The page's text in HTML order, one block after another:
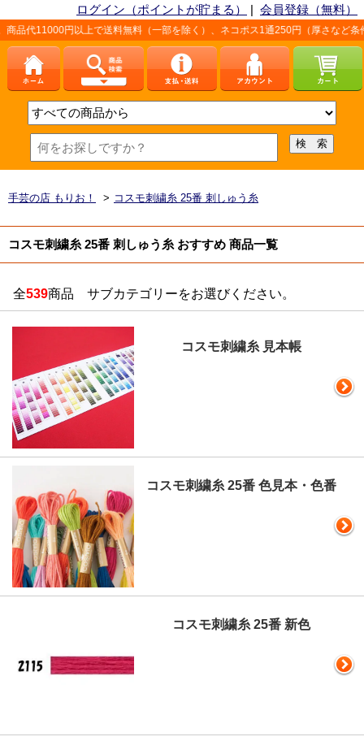
ログイン（ポイントが貯まる） | 会員登録（無料）
上で送料無料（一部を除く）、ネコポス1通250円（厚さなど条件あり）。詳し
手芸の店 もりお！ > コスモ刺繍糸 25番 刺しゅう糸
コスモ刺繍糸 25番 刺しゅう糸 おすすめ 商品一覧
全539商品 サブカテゴリーをお選びください。
コスモ刺繍糸 見本帳
コスモ刺繍糸 25番 色見本・色番
コスモ刺繍糸 25番 新色